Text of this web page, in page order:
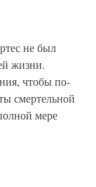
не был
жизни.
чтобы по-
смертельной
мере